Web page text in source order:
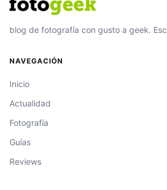
blog de fotografía con gusto a geek.
NAVEGACIÓN
Inicio
Actualidad
Fotografía
Guías
Reviews